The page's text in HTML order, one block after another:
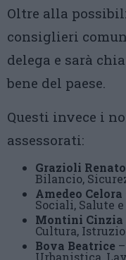
Oltre alla
consiglieri
delega e sarà
bene del paese.
Questi invece i
assessorati:
Grazioli Renato
Bilancio,
Amedeo Celora
Sociali, Salute
Montini Cinzia
Cultura,
Bova Beatrice
Urbanistica,